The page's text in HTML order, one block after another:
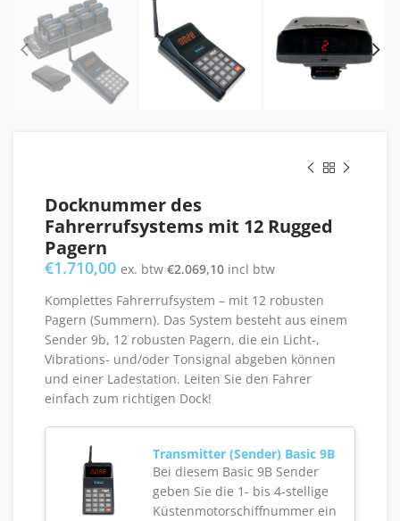
Docknummer des
Fahrerrufsystems mit 12 Rugged
Pagern
€1.710,00 ex. btw €2.069,10 incl btw
Komplettes Fahrerrufsystem – mit 12 robusten
Pagern (Summern). Das System besteht aus einem
Sender 9b, 12 robusten Pagern, die ein Licht-,
Vibrations- und/oder Tonsignal abgeben können
und einer Ladestation. Leiten Sie den Fahrer
einfach zum richtigen Dock!
Transmitter (Sender) Basic 9B
Bei diesem Basic 9B Sender
geben Sie die 1- bis 4-stellige
Küstenmotorschiffnummer ein